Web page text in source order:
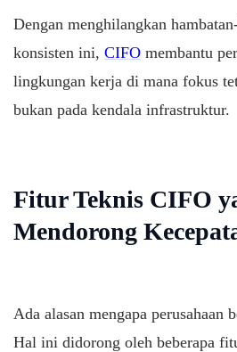
Dengan menghilangkan
konsisten ini, CIFO membantu
lingkungan kerja di mana fokus
bukan pada kendala infrastruktur.
Fitur Teknis CIFO
Mendorong
Ada alasan mengapa perusahaan
Hal ini didorong oleh beberapa